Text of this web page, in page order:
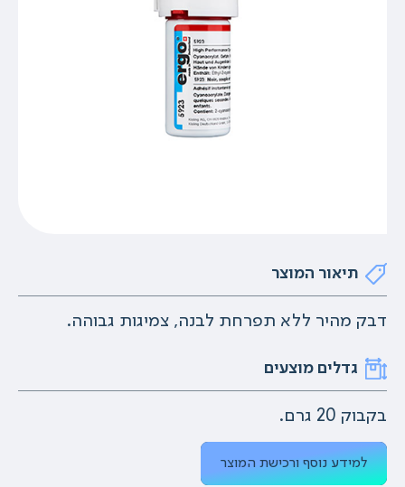
תיאור המוצר
דבק מהיר ללא תפרחת לבנה, צמיגות גבוהה.
גדלים מוצעים
בקבוק 20 גרם.
למידע נוסף ורכישת המוצר